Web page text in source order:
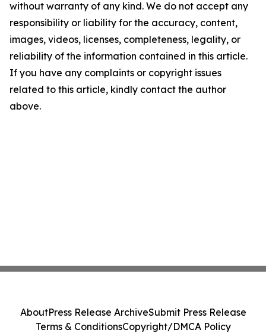
without warranty of any kind. We do not accept any
responsibility or liability for the accuracy, content,
images, videos, licenses, completeness, legality, or
reliability of the information contained in this article.
If you have any complaints or copyright issues
related to this article, kindly contact the author
above.
AboutPress Release ArchiveSubmit Press Release
Terms & ConditionsCopyright/DMCA Policy